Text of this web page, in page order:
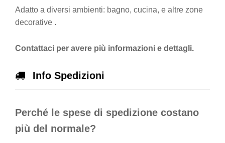
Adatto a diversi ambienti: bagno, cucina, e altre zone
decorative .
Contattaci per avere più informazioni e dettagli.
Info Spedizioni
Perché le spese di spedizione costano
più del normale?